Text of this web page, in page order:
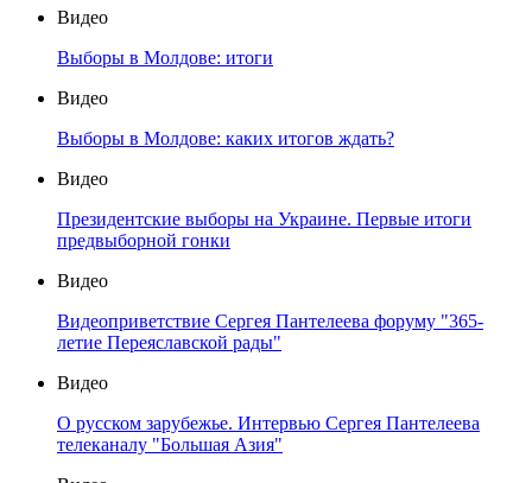
Видео
Выборы в Молдове: итоги
Видео
Выборы в Молдове: каких итогов ждать?
Видео
Президентские выборы на Украине. Первые итоги
предвыборной гонки
Видео
Видеоприветствие Сергея Пантелеева форуму "365-
летие Переяславской рады"
Видео
О русском зарубежье. Интервью Сергея Пантелеева
телеканалу "Большая Азия"